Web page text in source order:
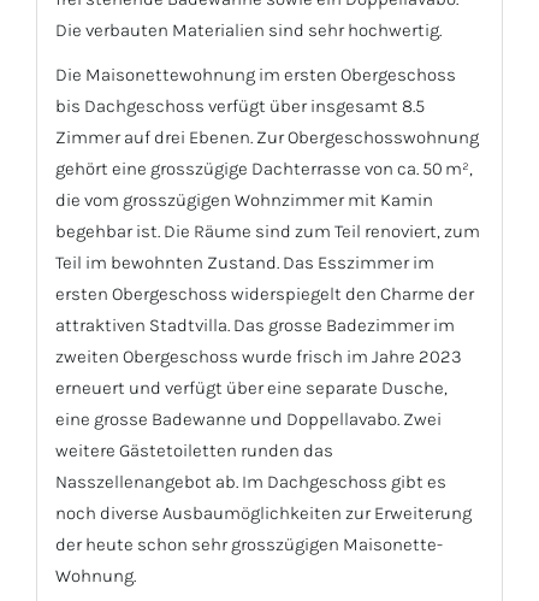
Die verbauten Materialien sind sehr hochwertig.
Die Maisonettewohnung im ersten Obergeschoss
bis Dachgeschoss verfügt über insgesamt 8.5
Zimmer auf drei Ebenen. Zur Obergeschosswohnung
gehört eine grosszügige Dachterrasse von ca. 50 m²,
die vom grosszügigen Wohnzimmer mit Kamin
begehbar ist. Die Räume sind zum Teil renoviert, zum
Teil im bewohnten Zustand. Das Esszimmer im
ersten Obergeschoss widerspiegelt den Charme der
attraktiven Stadtvilla. Das grosse Badezimmer im
zweiten Obergeschoss wurde frisch im Jahre 2023
erneuert und verfügt über eine separate Dusche,
eine grosse Badewanne und Doppellavabo. Zwei
weitere Gästetoiletten runden das
Nasszellenangebot ab. Im Dachgeschoss gibt es
noch diverse Ausbaumöglichkeiten zur Erweiterung
der heute schon sehr grosszügigen Maisonette-
Wohnung.